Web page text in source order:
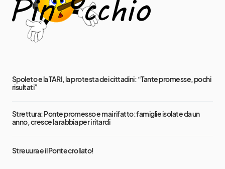
Spoleto e la TARI, la protesta dei cittadini: “Tante promesse, pochi
risultati”
Strettura: Ponte promesso e mai rifatto: famiglie isolate da un
anno, cresce la rabbia per i ritardi
Streuura e il Ponte crollato!